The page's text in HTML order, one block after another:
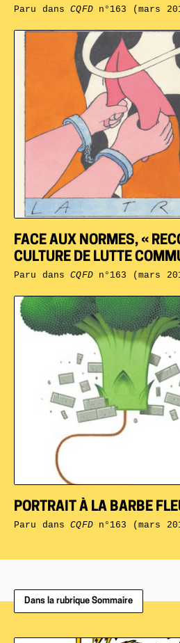
PORTRAIT À LA BARBE
Paru dansCQFDn°163 (mars
FACE AUX NORMES, «
CULTURE DE LUTTE
Paru dansCQFDn°163 (mars
Paru dansCQFDn°163 (mars
Dans la rubrique Sommaire